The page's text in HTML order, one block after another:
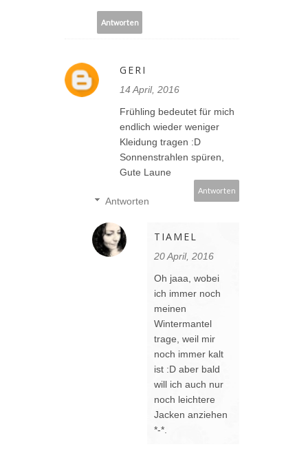
Antworten
GERI
14 April, 2016
Frühling bedeutet für mich
endlich wieder weniger
Kleidung tragen :D
Sonnenstrahlen spüren,
Gute Laune
Antworten
Antworten
TIAMEL
20 April, 2016
Oh jaaa, wobei
ich immer noch
meinen
Wintermantel
trage, weil mir
noch immer kalt
ist :D aber bald
will ich auch nur
noch leichtere
Jacken anziehen
*-*.